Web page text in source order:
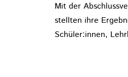
Mit der
stellten ihre
Schüler:innen,